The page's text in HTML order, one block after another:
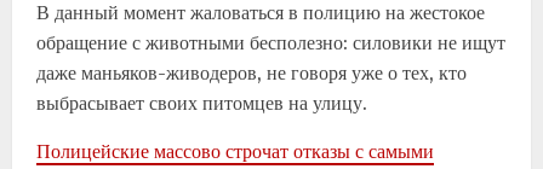
В данный момент жаловаться в полицию на жестокое
обращение с животными бесполезно: силовики не ищут
даже маньяков-живодеров, не говоря уже о тех, кто
выбрасывает своих питомцев на улицу.
Полицейские массово строчат отказы с самыми